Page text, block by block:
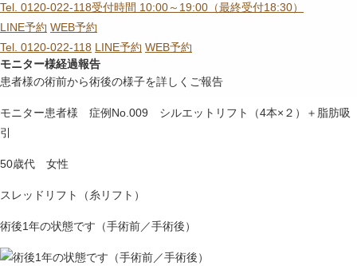
Tel. 0120-022-118受付時間 10:00～19:00（最終受付18:30）
LINE予約 WEB予約
Tel. 0120-022-118 LINE予約 WEB予約
モニター様経過報告
患者様の術前から術後の様子を詳しくご報告
モニター患者様 症例No.009 シルエットリフト（4本×２）＋脂肪吸
引
50歳代 女性
スレッドリフト（糸リフト）
術後1年の状態です（手術前／手術後）